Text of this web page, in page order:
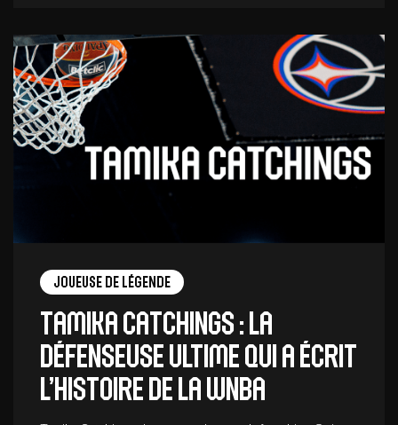
Joueuse de légende
Tamika Catchings : la
défenseuse ultime qui a écrit
l’histoire de la WNBA